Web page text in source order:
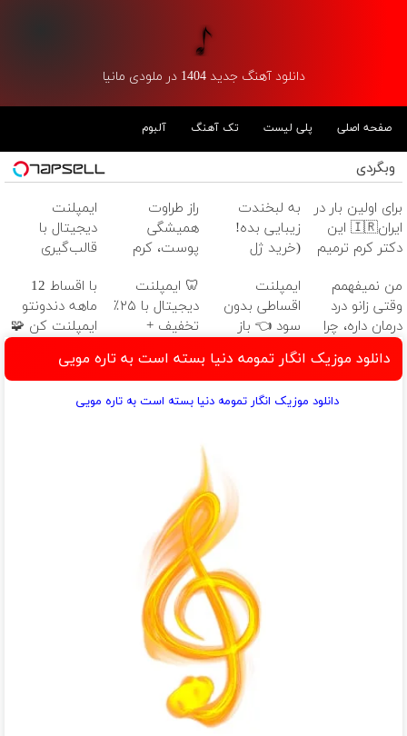
دانلود آهنگ جدید 1404 در ملودی مانیا
صفحه اصلی پلی لیست تک آهنگ آلبوم
وبگردی
برای اولین بار در
ایران🇮🇷 این
دکتر کرم ترمیم
ساخت!
به لبخندت
زیبایی بده!
(خرید ژل
دندان
با40%تخفیف)
راز طراوت
همیشگی
پوست، کرم
45%تخفیف
ایمپلنت
دیجیتال با
قالب‌گیری
مشاوره رایگان
من نمیفهمم
وقتی زانو درد
درمان داره، چرا
دردش رو داری
تحمل میکنی؟❗
ایمپلنت
اقساطی بدون
سود 👈 باز
ماه
🦷 ایمپلنت
دیجیتال با ۲۵٪
تخفیف +
با اقساط 12
ماهه دندونتو
ایمپلنت کن 🧩
دانلود موزیک انگار تمومه دنیا بسته است به تاره مویی
دانلود موزیک انگار تمومه دنیا بسته است به تاره مویی